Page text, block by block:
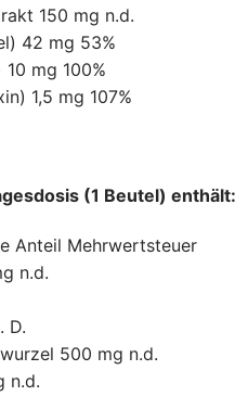
150 mg n.d.
42 mg 53%
mg 100%
1,5 mg 107%
(1 Beutel) enthält:
Anteil Mehrwertsteuer
n.d.
D.
500 mg n.d.
n.d.